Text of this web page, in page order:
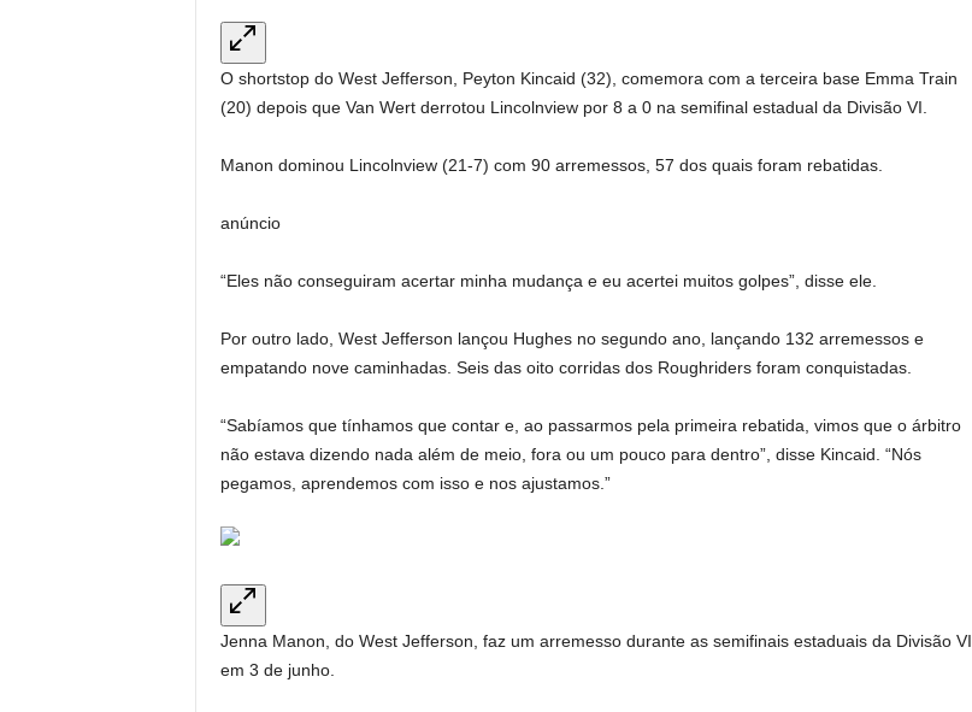
O shortstop do West Jefferson, Peyton Kincaid (32), comemora com a terceira base Emma Train
(20) depois que Van Wert derrotou Lincolnview por 8 a 0 na semifinal estadual da Divisão VI.
Manon dominou Lincolnview (21-7) com 90 arremessos, 57 dos quais foram rebatidas.
anúncio
“Eles não conseguiram acertar minha mudança e eu acertei muitos golpes”, disse ele.
Por outro lado, West Jefferson lançou Hughes no segundo ano, lançando 132 arremessos e
empatando nove caminhadas. Seis das oito corridas dos Roughriders foram conquistadas.
“Sabíamos que tínhamos que contar e, ao passarmos pela primeira rebatida, vimos que o árbitro
não estava dizendo nada além de meio, fora ou um pouco para dentro”, disse Kincaid. “Nós
pegamos, aprendemos com isso e nos ajustamos.”
Jenna Manon, do West Jefferson, faz um arremesso durante as semifinais estaduais da Divisão VI,
em 3 de junho.